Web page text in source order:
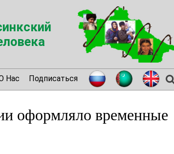
Нас Подписаться
оформляло временные